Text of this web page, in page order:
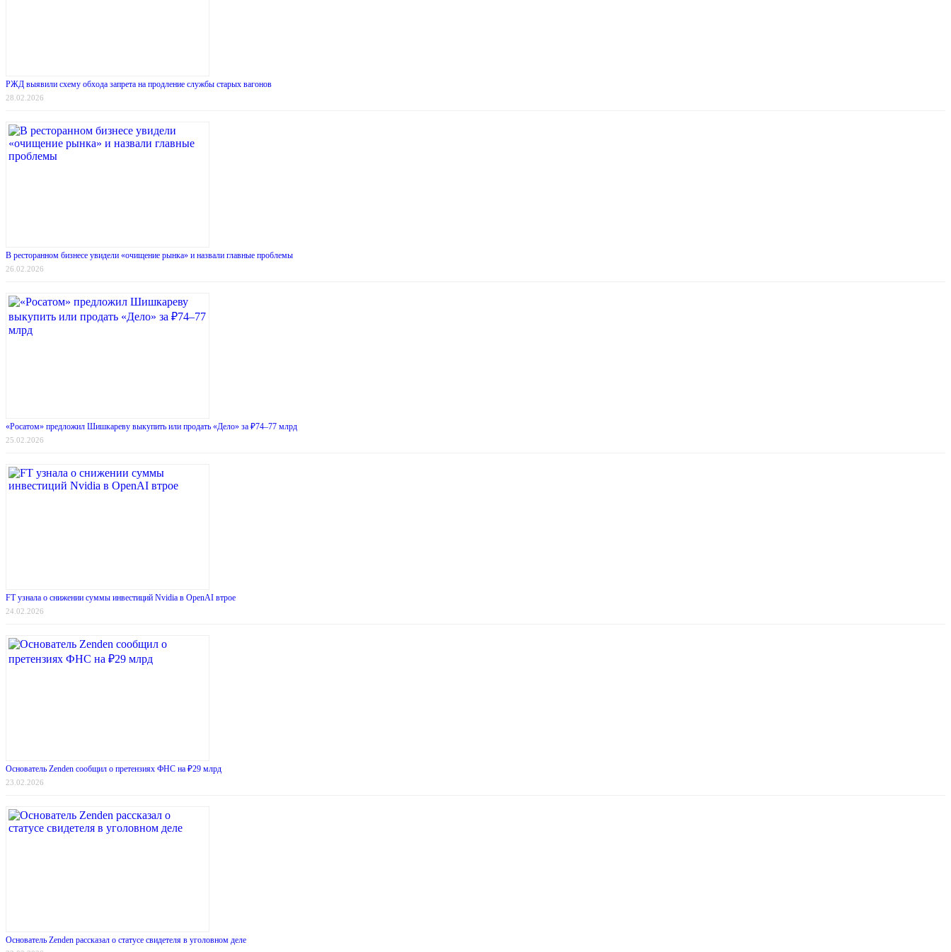
РЖД выявили схему обхода запрета на продление службы старых вагонов
28.02.2026
В ресторанном бизнесе увидели «очищение рынка» и назвали главные проблемы
26.02.2026
«Росатом» предложил Шишкареву выкупить или продать «Дело» за ₽74–77 млрд
25.02.2026
FT узнала о снижении суммы инвестиций Nvidia в OpenAI втрое
24.02.2026
Основатель Zenden сообщил о претензиях ФНС на ₽29 млрд
23.02.2026
Основатель Zenden рассказал о статусе свидетеля в уголовном деле